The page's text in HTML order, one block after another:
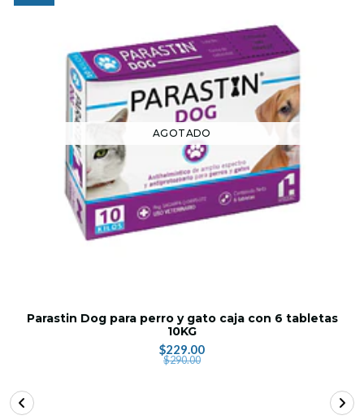
AGOTADO
Parastin Dog para perro y gato caja con 6 tabletas
10KG
$229.00
$290.00